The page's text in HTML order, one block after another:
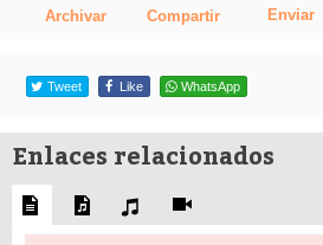
Archivar Compartir Enviar
Tweet Like WhatsApp
Enlaces relacionados